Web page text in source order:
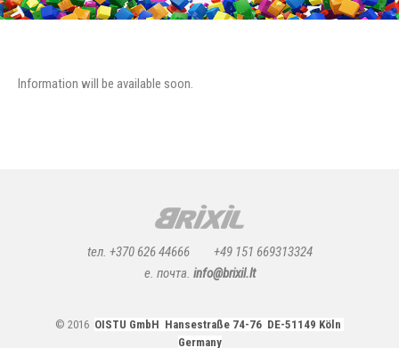
Information will be available soon.
tел. +370 626 44666
+49 151 669313324
e. почта. info@brixil.lt
© 2016 OISTU GmbH Hansestraße 74-76 DE-51149 Köln
Germany